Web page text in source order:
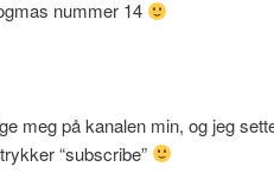
nummer 14
meg på kanalen min, og jeg
“subscribe”